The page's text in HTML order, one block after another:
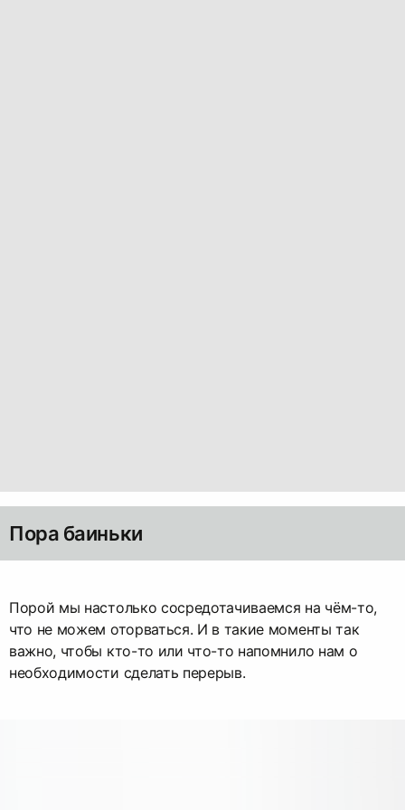
Пора баиньки
Порой мы настолько сосредотачиваемся на чём-то,
что не можем оторваться. И в такие моменты так
важно, чтобы кто-то или что-то напомнило нам о
необходимости сделать перерыв.